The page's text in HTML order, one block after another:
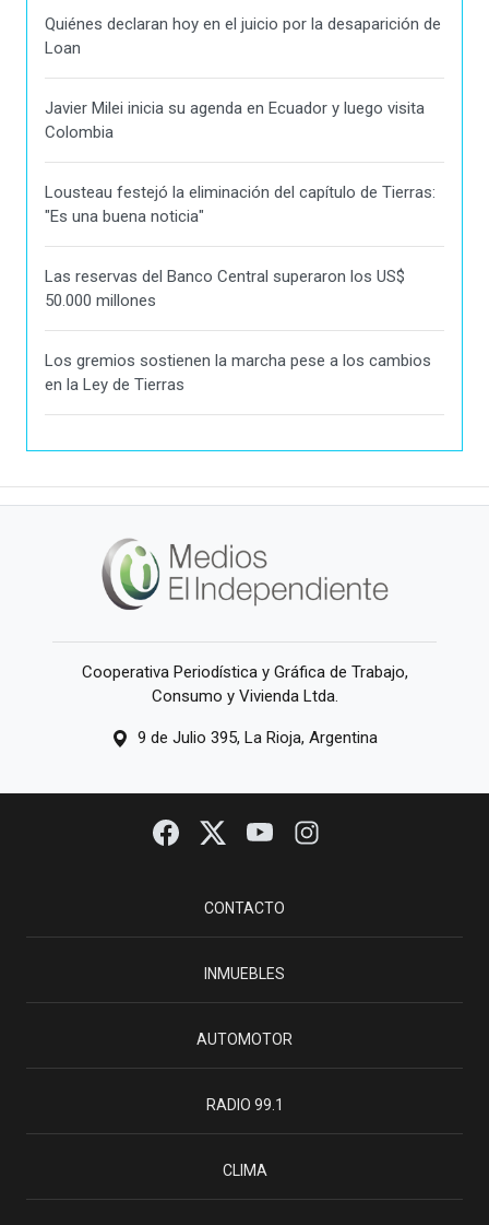
Quiénes declaran hoy en el juicio por la desaparición de
Loan
Javier Milei inicia su agenda en Ecuador y luego visita
Colombia
Lousteau festejó la eliminación del capítulo de Tierras:
"Es una buena noticia"
Las reservas del Banco Central superaron los US$
50.000 millones
Los gremios sostienen la marcha pese a los cambios
en la Ley de Tierras
Cooperativa Periodística y Gráfica de Trabajo,
Consumo y Vivienda Ltda.
9 de Julio 395, La Rioja, Argentina
CONTACTO
INMUEBLES
AUTOMOTOR
RADIO 99.1
CLIMA